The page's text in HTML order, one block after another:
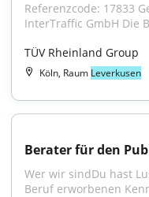
Referenzcode: 17833
InterTraffic GmbH Die
TÜV Rheinland Group
Köln, Raum Leverkusen
Berater für den
Wer wir sindDu hast
Beruf erworbenen